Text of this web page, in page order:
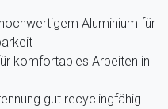
Aluminium für
komfortables Arbeiten in
gut recyclingfähig